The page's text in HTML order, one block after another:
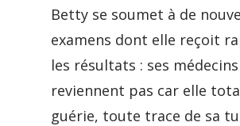
Betty se soumet à de
examens dont elle reçoit
les résultats : ses médecins
reviennent pas car elle
guérie, toute trace de sa